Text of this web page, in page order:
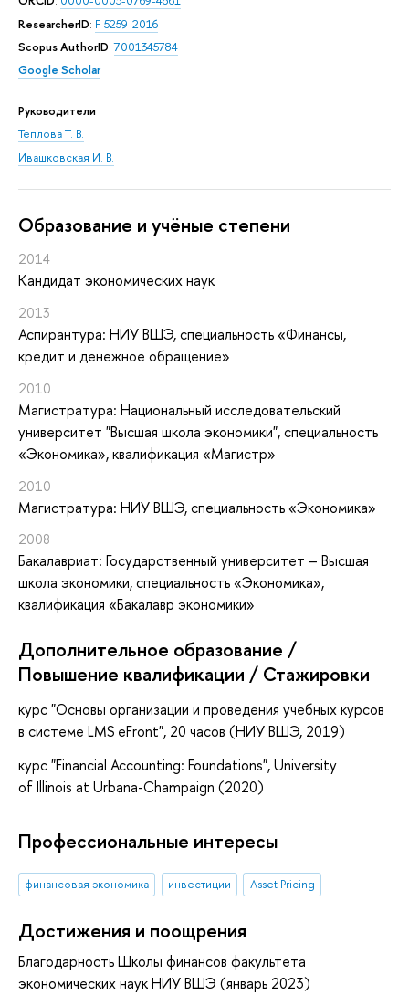
ResearcherID: F-5259-2016
Scopus AuthorID:7001345784
Google Scholar
Руководители
Теплова Т. В.
Ивашковская И. В.
Oбразование и учёные степени
2014
Кандидат экономических наук
2013
Аспирантура: НИУ ВШЭ, специальность «Финансы,
кредит и денежное обращение»
2010
Магистратура: Национальный исследовательский
университет "Высшая школа экономики", специальность
«Экономика», квалификация «Магистр»
2010
Магистратура: НИУ ВШЭ, специальность «Экономика»
2008
Бакалавриат: Государственный университет – Высшая
школа экономики, специальность «Экономика»,
квалификация «Бакалавр экономики»
Дополнительное образование /
Повышение квалификации / Стажировки
курс "Основы организации и проведения учебных курсов
в системе LMS eFront", 20 часов (НИУ ВШЭ, 2019)
курс "Financial Accounting: Foundations", University
of Illinois at Urbana-Champaign (2020)
Профессиональные интересы
финансовая экономика инвестиции Asset Pricing
Достижения и поощрения
Благодарность Школы финансов факультета
экономических наук НИУ ВШЭ (январь 2023)